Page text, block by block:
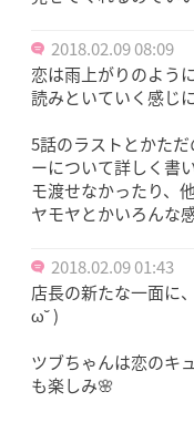
2018.02.09 08:09
恋は雨上がりのよう
読みといていく感じ
5話のラストとかた
ーについて詳しく書
モ渡せなかったり、
ヤモヤとかいろんな
2018.02.09 01:43
店長の新たな一面に
ω˘ )
ツブちゃんは恋のキ
も楽しみ🌸